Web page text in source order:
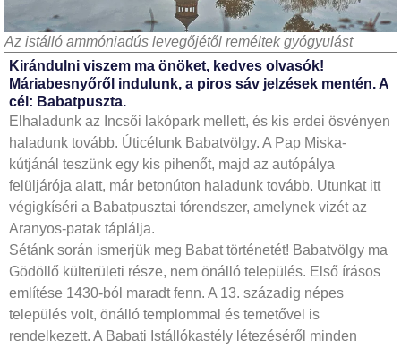
Az istálló ammóniadús levegőjétől reméltek gyógyulást
Kirándulni viszem ma önöket, kedves olvasók!
Máriabesnyőről indulunk, a piros sáv jelzések mentén. A
cél: Babatpuszta.
Elhaladunk az Incsői lakópark mellett, és kis erdei ösvényen
haladunk tovább. Úticélunk Babatvölgy. A Pap Miska-
kútjánál teszünk egy kis pihenőt, majd az autópálya
felüljárója alatt, már betonúton haladunk tovább. Utunkat itt
végigkíséri a Babatpusztai tórendszer, amelynek vizét az
Aranyos-patak táplálja.
Sétánk során ismerjük meg Babat történetét! Babatvölgy ma
Gödöllő külterületi része, nem önálló település. Első írásos
említése 1430-ból maradt fenn. A 13. századig népes
település volt, önálló templommal és temetővel is
rendelkezett. A Babati Istállókastély létezéséről minden